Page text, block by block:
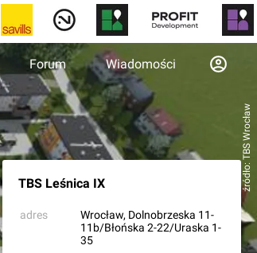
Forum Wiadomości
źródło: TBS Wrocław
TBS Leśnica IX
adres Wrocław, Dolnobrzeska 11-
11b/Błońska 2-22/Uraska 1-
35